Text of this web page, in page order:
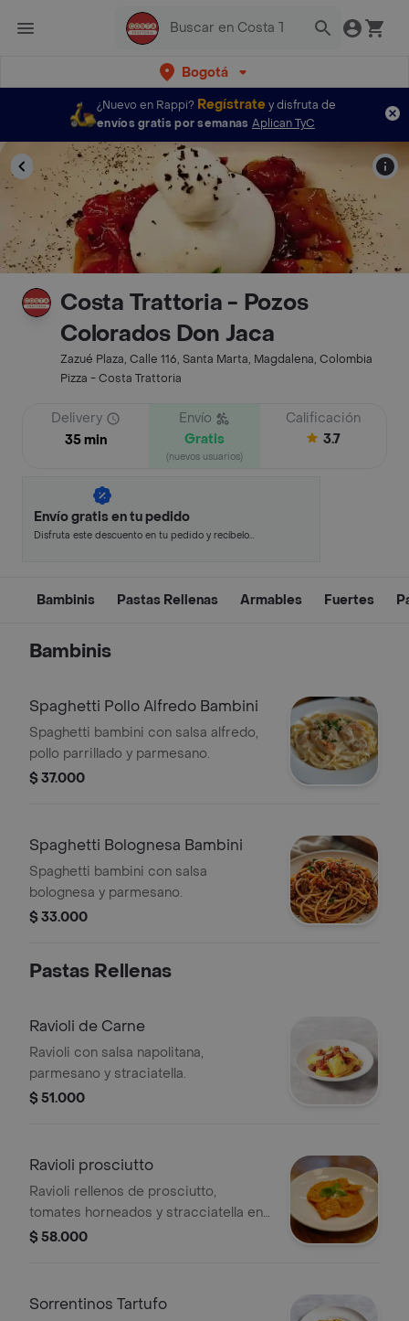
Bogotá
¿Nuevo en Rappi? Regístratey disfruta de
envíos gratis por semanas Aplican TyC
Costa Trattoria - Pozos
Colorados Don Jaca
Zazué Plaza, Calle 116, Santa Marta, Magdalena, Colombia
Pizza - Costa Trattoria
Delivery
35 min
Envío
Gratis
(nuevos usuarios)
Calificación
3.7
Envío gratis en tu pedido
Disfruta este descuento en tu pedido y recíbelo
Bambinis Pastas Rellenas Armables Fuertes
Bambinis
Spaghetti Pollo Alfredo Bambini
Spaghetti bambini con salsa alfredo,
pollo parrillado y parmesano.
$ 37.000
Spaghetti Bolognesa Bambini
Spaghetti bambini con salsa
bolognesa y parmesano.
$ 33.000
Pastas Rellenas
Ravioli de Carne
Ravioli con salsa napolitana,
parmesano y straciatella.
$ 51.000
Ravioli prosciutto
Ravioli rellenos de prosciutto,
tomates horneados y stracciatella en
salsa rose con albahaca.
$ 58.000
Sorrentinos Tartufo